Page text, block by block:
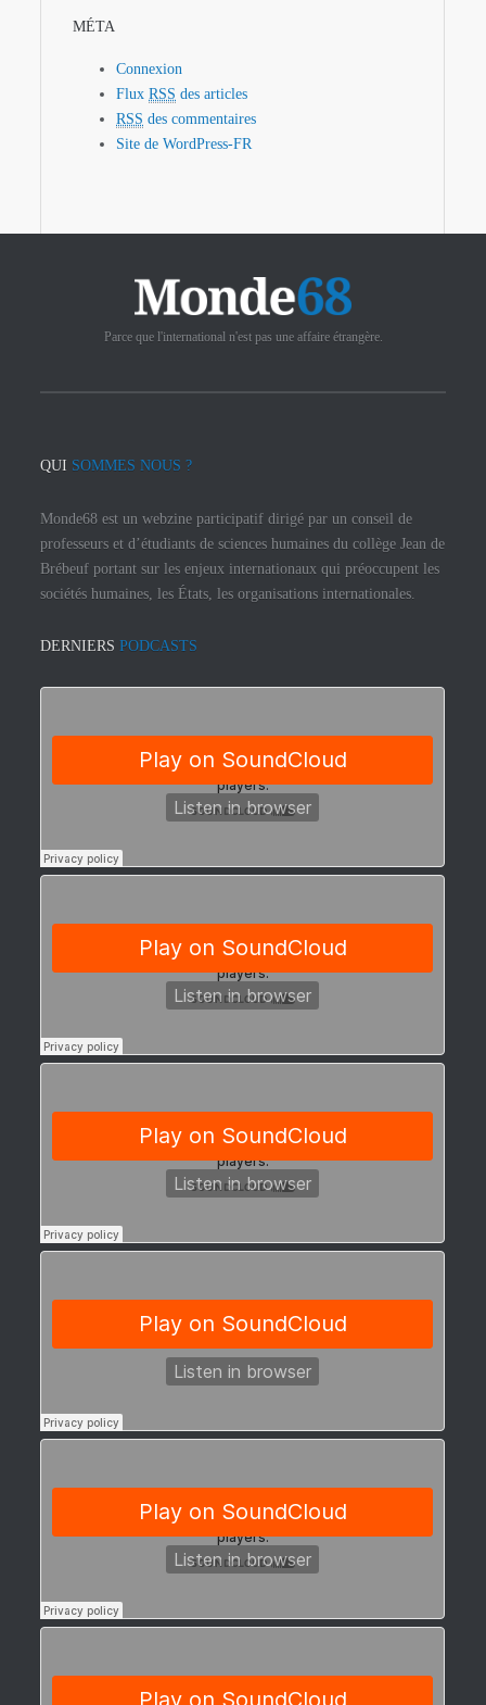
MÉTA
Connexion
FluxRSS des articles
RSS des commentaires
Site de WordPress-FR
Parce que l'international n'est pas une affaire étrangère.
QUI SOMMES NOUS ?
Monde68 est un webzine participatif dirigé par un conseil de
professeurs et d’étudiants de sciences humaines du collège Jean de
Brébeuf portant sur les enjeux internationaux qui préoccupent les
sociétés humaines, les États, les organisations internationales.
DERNIERS PODCASTS